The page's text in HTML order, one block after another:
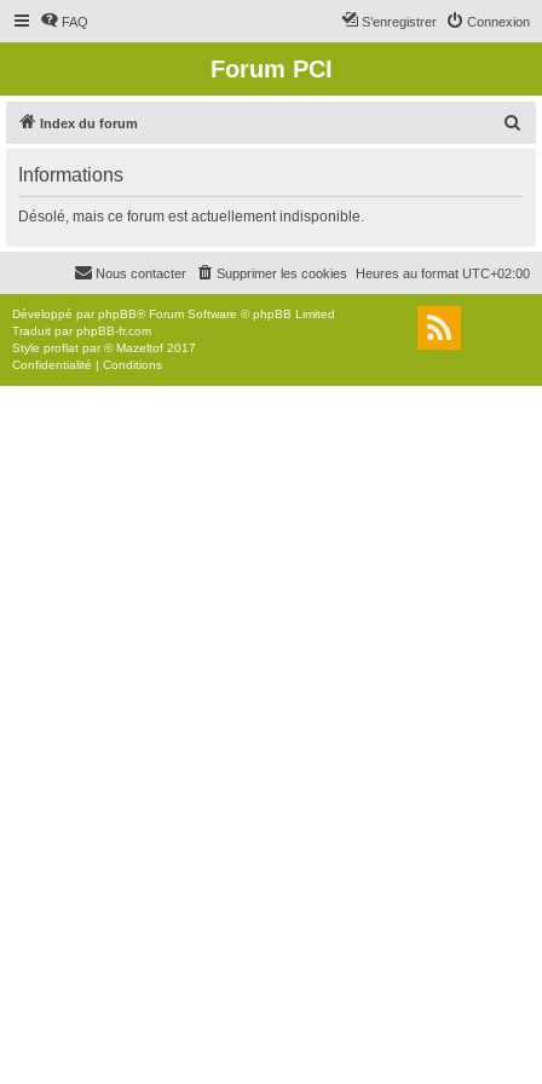
FAQ Connexion
S’enregistrer
Forum PCI
Index du forum
r
c
r
Informations
Désolé, mais ce forum est actuellement indisponible.
Heures au format UTC+02:00
Supprimer les cookies
Nous contacter
Développé parphpBB® Forum Software © phpBB Limited
Traduit parphpBB-fr.com
Style proflat par ©Mazeltof 2017
Confidentialité | Conditions